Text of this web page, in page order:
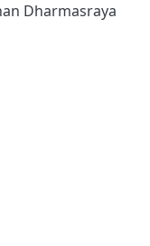
Dharmasraya